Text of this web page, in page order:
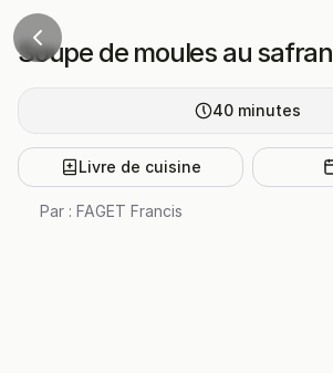
Soupe de moules au safran
40 minutes
Livre de cuisine
Par : FAGET Francis